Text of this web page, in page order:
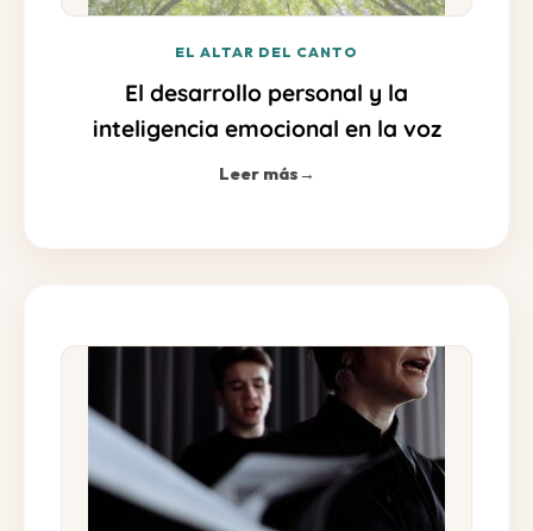
EL ALTAR DEL CANTO
El desarrollo personal y la
inteligencia emocional en la voz
Leer más→